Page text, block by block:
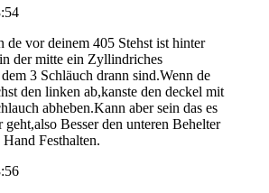
de vor deinem 405 Stehst ist hinter
der mitte ein Zyllindriches
3 Schläuch drann sind.Wenn de
den linken ab,kanste den deckel mit
abheben.Kann aber sein das es
geht,also Besser den unteren Behelter
Festhalten.